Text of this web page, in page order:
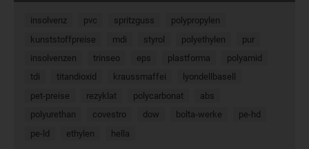
insolvenz pvc spritzguss
polypropylen
kunststoffpreise
mdi styrol polyethylen
pur
insolvenzen
trinseo eps plastforma
polyamid
tdi
titandioxid kraussmaffei
lyondellbasell
pet-preise
rezyklat polycarbonat
abs
polyurethan
covestro dow bolta-werke
pe-hd
pe-ld
ethylen hella